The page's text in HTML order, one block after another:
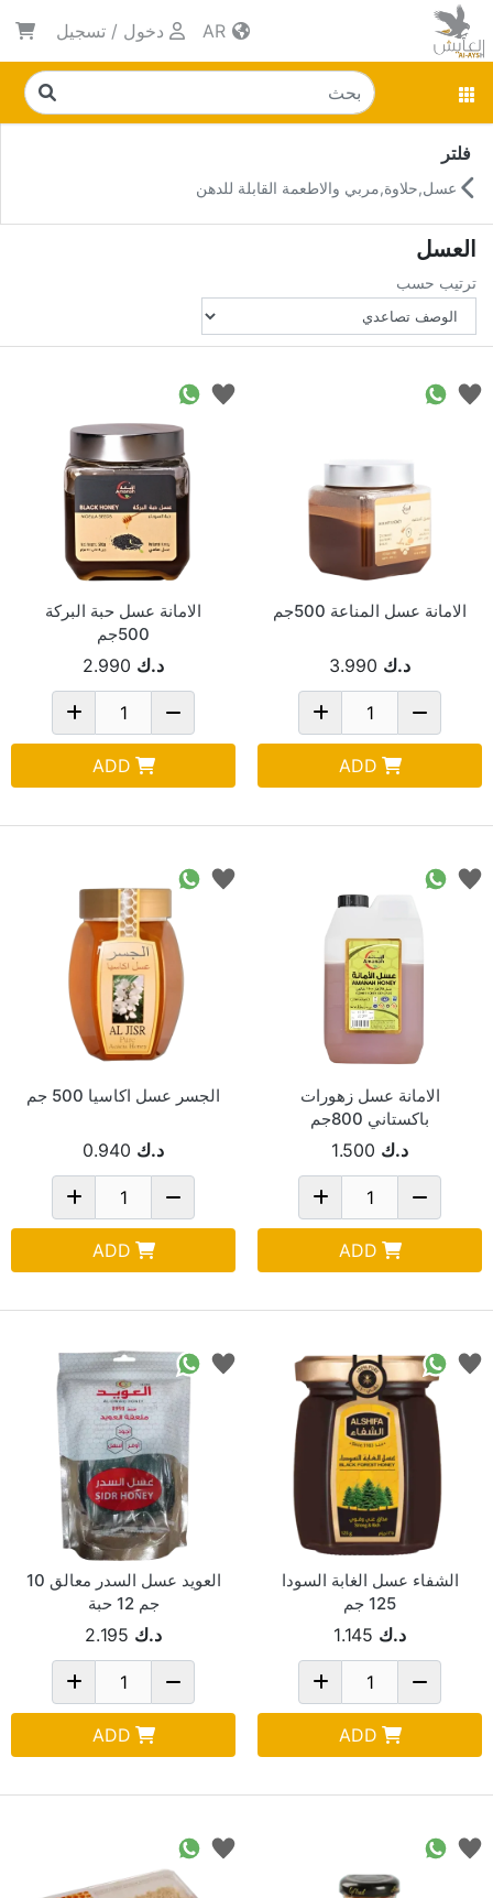
دخول / تسجيل
فلتر
عسل,حلاوة,مربي والاطعمة القابلة للدهن
العسل
ترتيب حسب
الامانة عسل المناعة 500جم
د.ك 3.990
ADD
الامانة عسل حبة البركة
500جم
د.ك 2.990
ADD
الامانة عسل زهورات
باكستاني 800جم
د.ك 1.500
ADD
الجسر عسل اكاسيا 500 جم
د.ك 0.940
ADD
الشفاء عسل الغابة السودا
125 جم
د.ك 1.145
ADD
العويد عسل السدر معالق 10
جم 12 حبة
د.ك 2.195
ADD